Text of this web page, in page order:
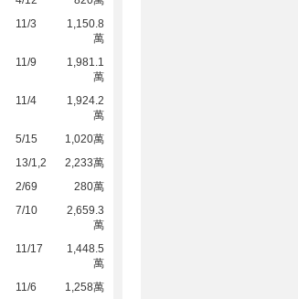
11/3
1,150.8
萬
11/9
1,981.1
萬
11/4
1,924.2
萬
5/15
1,020萬
13/1,2
2,233萬
2/69
280萬
7/10
2,659.3
萬
11/17
1,448.5
萬
11/6
1,258萬